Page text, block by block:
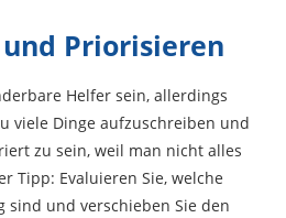
Priorisieren
Helfer sein, allerdings
viele Dinge aufzuschreiben und
zu sein, weil man nicht alles
Tipp: Evaluieren Sie, welche
sind und verschieben Sie den